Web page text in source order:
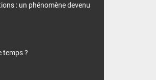
: un phénomène devenu
temps ?